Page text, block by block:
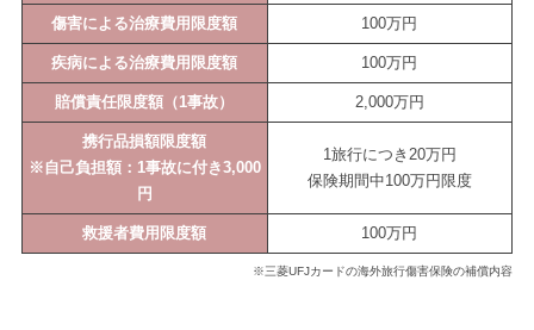
傷害による治療費用限度額 100万円
疾病による治療費用限度額 100万円
賠償責任限度額（1事故） 2,000万円
携行品損額限度額
※自己負担額：1事故に付き3,000
円
1旅行につき20万円
保険期間中100万円限度
救援者費用限度額 100万円
※三菱UFJカードの海外旅行傷害保険の補償内容